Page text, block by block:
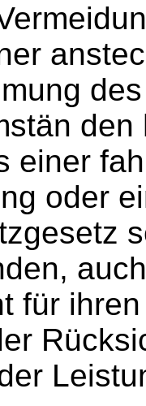
einer
oder
für